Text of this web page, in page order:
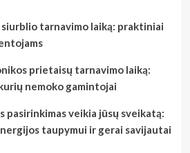
tarnavimo laiką: praktiniai
prietaisų tarnavimo laiką:
nemoko gamintojai
pasirinkimas veikia jūsų sveikatą:
taupymui ir gerai savijautai